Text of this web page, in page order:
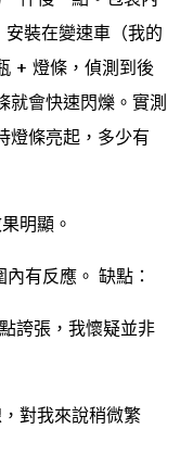
裝在變速車（我的
+ 燈條，偵測到後
就會快速閃爍。實測
燈條亮起，多少有
明顯。
有反應。 缺點：
誇張，我懷疑並非
對我來說稍微繁